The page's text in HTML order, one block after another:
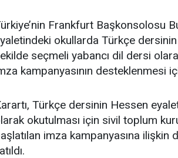
Frankfurt Başkonsolosu
okullarda Türkçe
seçmeli yabancı dil dersi
kampanyasının desteklenmesi
Türkçe dersinin Hessen
okutulması için sivil toplum
imza kampanyasına ilişkin